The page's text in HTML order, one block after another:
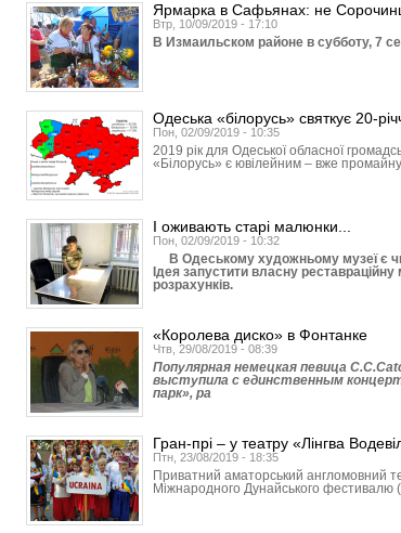
Ярмарка в Сафьянах: не
Втр, 10/09/2019 - 17:10
В Измаильском районе в субботу, 7
Одеська «білорусь» святкує 20-
Пон, 02/09/2019 - 10:35
2019 рік для Одеської обласної
«Білорусь» є ювілейним – вже
І оживають старі малюнки...
Пон, 02/09/2019 - 10:32
В Одеському художньому музеї є
Ідея запустити власну
розрахунків.
«Королева диско» в Фонтанке
Чтв, 29/08/2019 - 08:39
Популярная немецкая певица
выступила с единственным
парк», ра
Гран-прі – у театру «Лінгва
Птн, 23/08/2019 - 18:35
Приватний аматорський англомовний
Міжнародного Дунайського